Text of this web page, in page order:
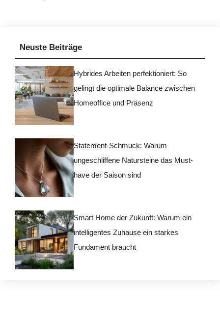
Neuste Beiträge
Hybrides Arbeiten perfektioniert: So
gelingt die optimale Balance zwischen
Homeoffice und Präsenz
Statement-Schmuck: Warum
ungeschliffene Natursteine das Must-
have der Saison sind
Smart Home der Zukunft: Warum ein
intelligentes Zuhause ein starkes
Fundament braucht